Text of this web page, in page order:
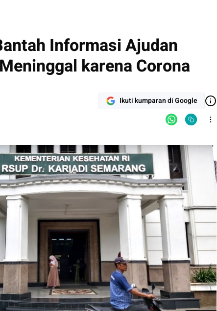
Informasi Ajudan
karena Corona
Ikuti kumparan di Google